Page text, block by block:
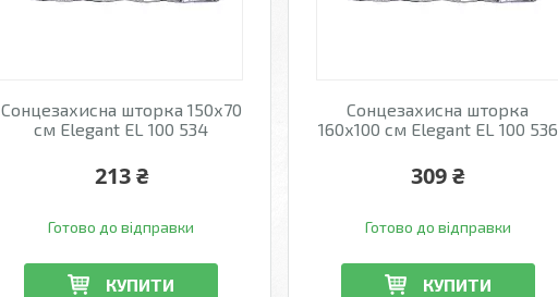
Сонцезахисна шторка 150х70
см Elegant EL 100 534
213 ₴
Готово до відправки
КУПИТИ
Сонцезахисна шторка
160х100 см Elegant EL 100 536
309 ₴
Готово до відправки
КУПИТИ